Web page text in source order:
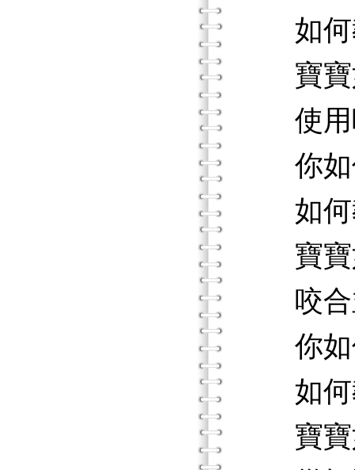
如何
寶寶
使用
你如
如何
寶寶
咬合
你如
如何教
寶寶